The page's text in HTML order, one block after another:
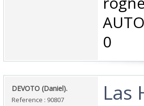
0‎
‎DEVOTO (Daniel).‎
Reference : 90807
‎Las